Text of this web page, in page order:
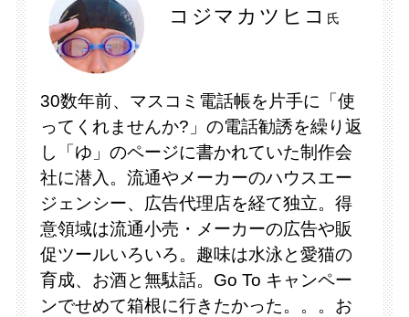
コジマカツヒコ 氏
30数年前、マスコミ電話帳を片手に「使
ってくれませんか?」の電話勧誘を繰り返
し「ゆ」のページに書かれていた制作会
社に潜入。流通やメーカーのハウスエー
ジェンシー、広告代理店を経て独立。得
意領域は流通小売・メーカーの広告や販
促ツールいろいろ。趣味は水泳と愛猫の
育成、お酒と無駄話。Go To キャンペー
ンでせめて箱根に行きたかった。。。お